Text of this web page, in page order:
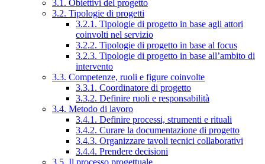
3.1. Obiettivi del progetto
3.2. Tipologie di progetti
3.2.1. Tipologie di progetto in base agli attori
coinvolti nel servizio
3.2.2. Tipologie di progetto in base al focus
3.2.3. Tipologie di progetto in base all’ambito di
intervento
3.3. Competenze, ruoli e figure coinvolte
3.3.1. Coordinatore di progetto
3.3.2. Definire ruoli e responsabilità
3.4. Metodo di lavoro
3.4.1. Definire processi, strumenti e rituali
3.4.2. Curare la documentazione di progetto
3.4.3. Organizzare tavoli tecnici collaborativi
3.4.4. Prendere decisioni
3.5. Il processo progettuale